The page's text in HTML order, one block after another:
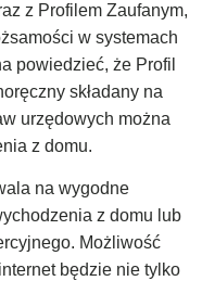
z Profilem Zaufanym,
w systemach
powiedzieć, że Profil
składany na
urzędowych można
z domu.
na wygodne
z domu lub
Możliwość
będzie nie tylko